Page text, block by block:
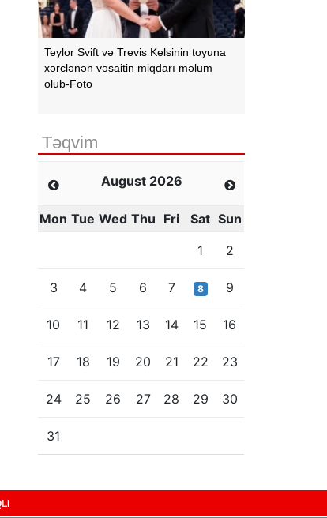
Teylor Svift və Trevis Kelsinin toyuna
xərclənən vəsaitin miqdarı məlum
olub-Foto
Təqvim
August 2026
Mon Tue Wed Thu Fri Sat Sun
1
2
3 4 5 6 7 8 9
10 11 12 13 14 15 16
17 18 19 20 21 22 23
24 25 26 27 28 29 30
31